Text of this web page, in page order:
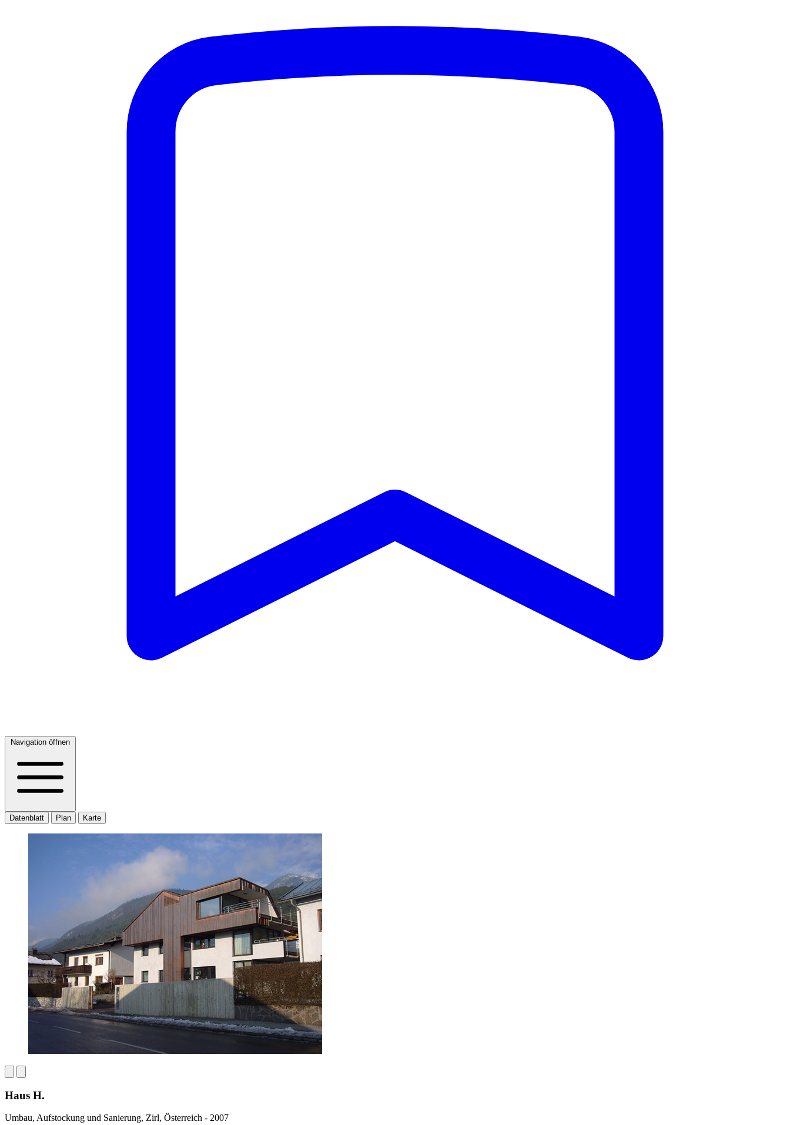
Navigation öffnen
Datenblatt Plan Karte
Haus H.
Umbau, Aufstockung und Sanierung, Zirl, Österreich - 2007